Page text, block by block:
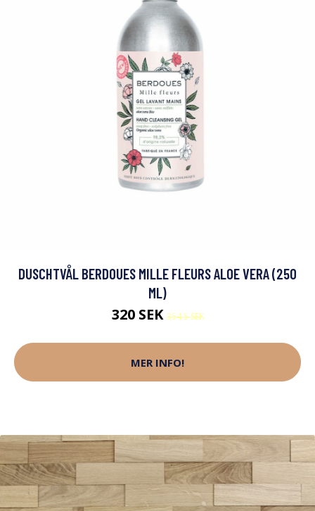
DUSCHTVÅL BERDOUES MILLE FLEURS ALOE VERA (250
ML)
320 SEK354.5 SEK
MER INFO!